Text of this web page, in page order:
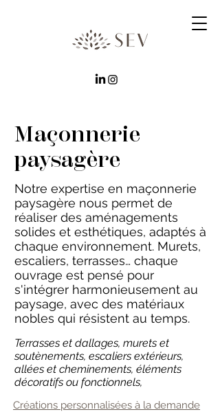
Maçonnerie
paysagère
Notre expertise en maçonnerie
paysagère nous permet de
réaliser des aménagements
solides et esthétiques, adaptés à
chaque environnement. Murets,
escaliers, terrasses… chaque
ouvrage est pensé pour
s'intégrer harmonieusement au
paysage, avec des matériaux
nobles qui résistent au temps.
Terrasses et dallages, murets et
soutènements, escaliers extérieurs,
allées et cheminements, éléments
décoratifs ou fonctionnels,
Créations personnalisées à la demande